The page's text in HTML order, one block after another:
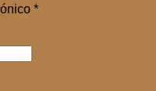
*Obligatorio